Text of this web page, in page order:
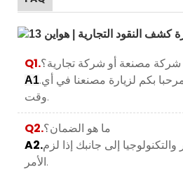
Q1.مصنعة أو شركة تجارية؟
A1.نحن الشركة المصنعة. مرحبا بكم لزيارة مصنعنا في أي
وقت.
Q2.ما هو الضمان؟
A2.إلى جانبك إذا لزم
الأمر.